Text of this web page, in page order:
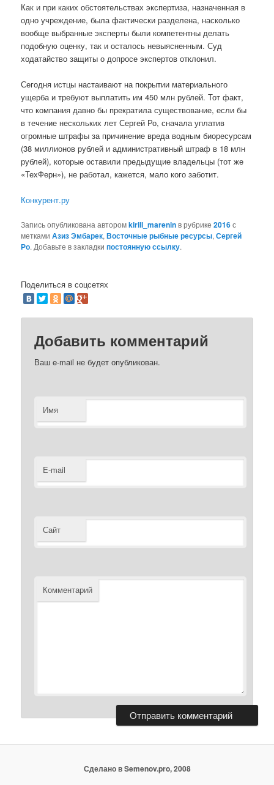
Как и при каких обстоятельствах экспертиза, назначенная в
одно учреждение, была фактически разделена, насколько
вообще выбранные эксперты были компетентны делать
подобную оценку, так и осталось невыясненным. Суд
ходатайство защиты о допросе экспертов отклонил.
Сегодня истцы настаивают на покрытии материального
ущерба и требуют выплатить им 450 млн рублей. Тот факт,
что компания давно бы прекратила существование, если бы
в течение нескольких лет Сергей Ро, сначала уплатив
огромные штрафы за причинение вреда водным биоресурсам
(38 миллионов рублей и административный штраф в 18 млн
рублей), которые оставили предыдущие владельцы (тот же
«ТехФерн»), не работал, кажется, мало кого заботит.
Конкурент.ру
Запись опубликована авторомkirill_mareninв рубрике2016с
меткамиАзиз Эмбарек,Восточные рыбные ресурсы,Сергей
Ро. Добавьте в закладкипостоянную ссылку.
Поделиться в соцсетях
Добавить комментарий
Ваш e-mail не будет опубликован.
Имя
E-mail
Сайт
Комментарий
Сделано в Semenov.pro, 2008